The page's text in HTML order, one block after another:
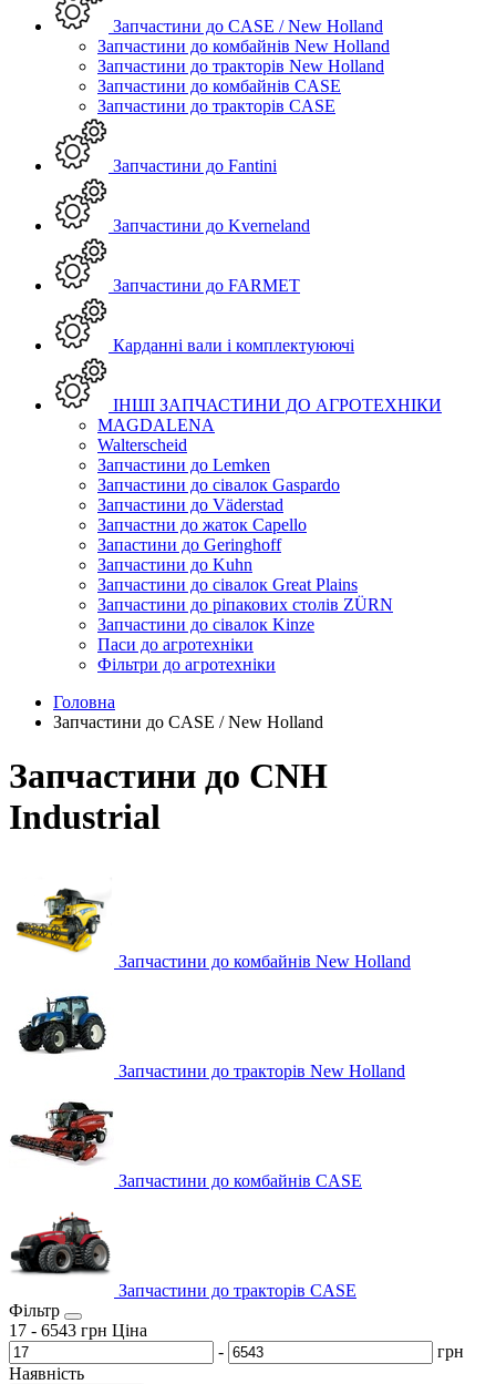
Запчастини до CASE / New Holland
Запчастини до комбайнів New Holland
Запчастини до тракторів New Holland
Запчастини до комбайнів CASE
Запчастини до тракторів CASE
Запчастини до Fantini
Запчастини до Kverneland
Запчастини до FARMET
Карданні вали і комплектуюючі
ІНШІ ЗАПЧАСТИНИ ДО АГРОТЕХНІКИ
MAGDALENA
Walterscheid
Запчастини до Lemken
Запчастини до сівалок Gaspardo
Запчастини до Väderstad
Запчастни до жаток Capello
Запастини до Geringhoff
Запчастини до Kuhn
Запчастини до сівалок Great Plains
Запчастини до ріпакових столів ZÜRN
Запчастини до сівалок Kinze
Паси до агротехніки
Фільтри до агротехніки
Головна
Запчастини до CASE / New Holland
Запчастини до CNH
Industrial
Запчастини до комбайнів New Holland
Запчастини до тракторів New Holland
Запчастини до комбайнів CASE
Запчастини до тракторів CASE
Фільтр
17 - 6543 грн Ціна
-
грн
Наявність